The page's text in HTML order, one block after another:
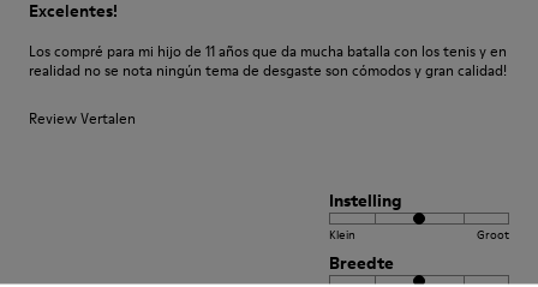
Excelentes!
Los compré para mi hijo de 11 años que da mucha batalla con los tenis y en
realidad no se nota ningún tema de desgaste son cómodos y gran calidad!
Review Vertalen
Instelling
Klein Groot
Breedte